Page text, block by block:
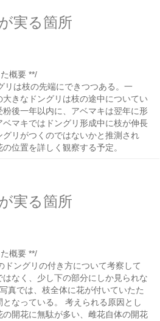
実る箇所
概要 **/
リは枝の先端にできつつある。一
きなドングリは枝の途中についてい
後一年以内に、アベマキは翌年に形
マキではドングリ形成中に枝が伸長
リがつくのではないかと推測され
位置を詳しく観察する予定。
実る箇所
概要 **/
ドングリの付き方について考察して
なく、少し下の部分にしか見られな
真では、枝全体に花が付いていたた
なっている。 考えられる原因とし
開花に無駄が多い、雌花自体の開花